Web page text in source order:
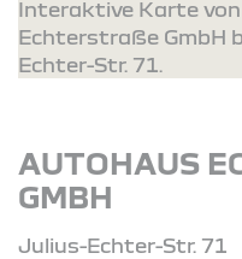
Interaktive Karte
Echterstraße GmbH
Echter-Str. 71.
AUTOHAUS
MBH
Julius-Echter-Str. 71